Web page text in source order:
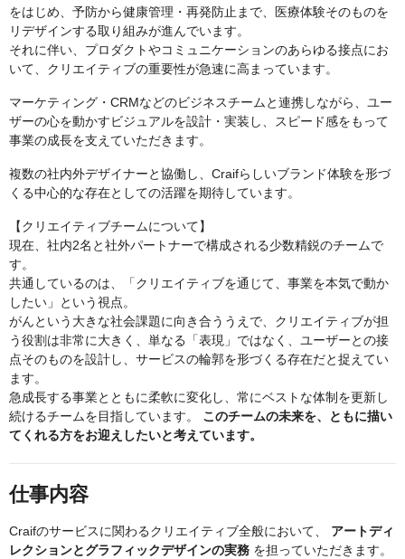
をはじめ、予防から健康管理・再発防止まで、医療体験そのものを
リデザインする取り組みが進んでいます。
それに伴い、プロダクトやコミュニケーションのあらゆる接点にお
いて、クリエイティブの重要性が急速に高まっています。
マーケティング・CRMなどのビジネスチームと連携しながら、ユー
ザーの心を動かすビジュアルを設計・実装し、スピード感をもって
事業の成長を支えていただきます。
複数の社内外デザイナーと協働し、Craifらしいブランド体験を形づ
くる中心的な存在としての活躍を期待しています。
【クリエイティブチームについて】
現在、社内2名と社外パートナーで構成される少数精鋭のチームで
す。
共通しているのは、「クリエイティブを通じて、事業を本気で動か
したい」という視点。
がんという大きな社会課題に向き合ううえで、クリエイティブが担
う役割は非常に大きく、単なる「表現」ではなく、ユーザーとの接
点そのものを設計し、サービスの輪郭を形づくる存在だと捉えてい
ます。
急成長する事業とともに柔軟に変化し、常にベストな体制を更新し
続けるチームを目指しています。 このチームの未来を、ともに描い
てくれる方をお迎えしたいと考えています。
仕事内容
Craifのサービスに関わるクリエイティブ全般において、 アートディ
レクションとグラフィックデザインの実務 を担っていただきます。